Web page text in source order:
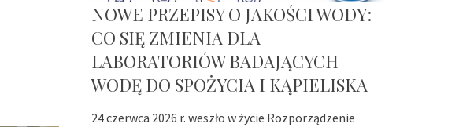
NOWE PRZEPISY O JAKOŚCI WODY:
CO SIĘ ZMIENIA DLA
LABORATORIÓW BADAJĄCYCH
WODĘ DO SPOŻYCIA I KĄPIELISKA
24 czerwca 2026 r. weszło w życie Rozporządzenie